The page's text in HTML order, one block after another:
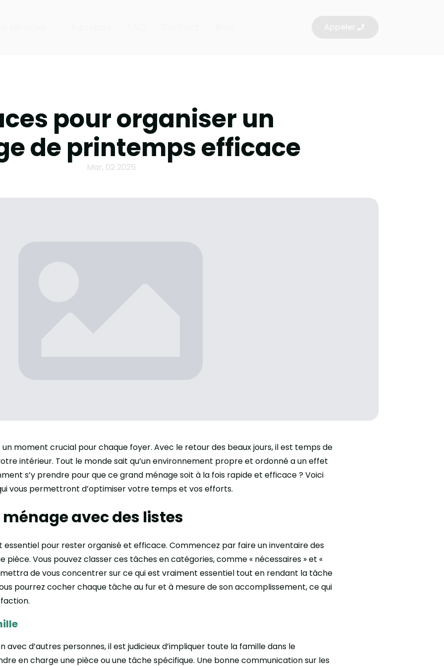
pour organiser un
de printemps efficace
Mar, 02 2025
moment crucial pour chaque foyer. Avec le retour des beaux jours, il est temps de
intérieur. Tout le monde sait qu’un environnement propre et ordonné a un effet
s’y prendre pour que ce grand ménage soit à la fois rapide et efficace ? Voici
vous permettront d’optimiser votre temps et vos efforts.
avec des listes
essentiel pour rester organisé et efficace. Commencez par faire un inventaire des
pièce. Vous pouvez classer ces tâches en catégories, comme « nécessaires » et «
de vous concentrer sur ce qui est vraiment essentiel tout en rendant la tâche
pourrez cocher chaque tâche au fur et à mesure de son accomplissement, ce qui
avec d’autres personnes, il est judicieux d’impliquer toute la famille dans le
en charge une pièce ou une tâche spécifique. Une bonne communication sur les